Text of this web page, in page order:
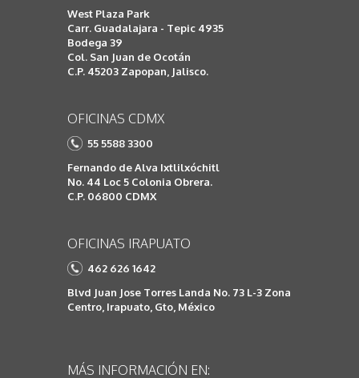
West Plaza Park
Carr. Guadalajara - Tepic 4935
Bodega 39
Col. San Juan de Ocotán
C.P. 45203 Zapopan, Jalisco.
OFICINAS CDMX
55 5588 3300
Fernando de Alva Ixtlilxóchitl
No. 44 Loc 5 Colonia Obrera.
C.P. 06800 CDMX
OFICINAS IRAPUATO
462 626 1642
Blvd Juan Jose Torres Landa No. 73 L-3 Zona
Centro, Irapuato, Gto, México
MÁS INFORMACIÓN EN: